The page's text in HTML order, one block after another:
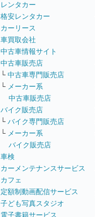
レンタカー
格安レンタカー
カーリース
車買取会社
中古車情報サイト
中古車販売店
└ 中古車専門販売店
└ メーカー系
中古車販売店
バイク販売店
└ バイク専門販売店
└ メーカー系
バイク販売店
車検
カーメンテナンスサービス
カフェ
定額制動画配信サービス
子ども写真スタジオ
電子書籍サービス